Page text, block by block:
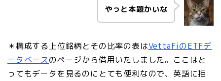
やっと本題かいな
＊構成する上位銘柄とその比率の表はVettaFiのETFデ
ータベースのページから借用いたしました。ここはと
ってもデータを見るのにとても便利なので、英語に拒